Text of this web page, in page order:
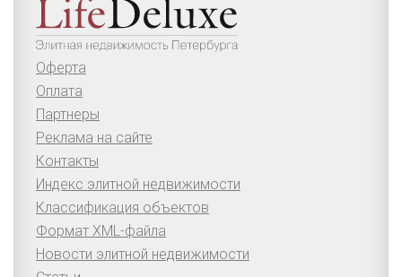
Оферта
Оплата
Партнеры
Реклама на сайте
Контакты
Индекс элитной недвижимости
Классификация объектов
Формат XML-файла
Новости элитной недвижимости